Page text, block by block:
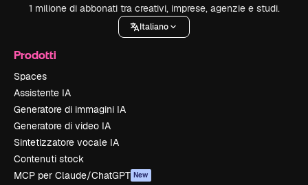
1 milione di abbonati tra creativi, imprese, agenzie e studi.
Italiano
Prodotti
Spaces
Assistente IA
Generatore di immagini IA
Generatore di video IA
Sintetizzatore vocale IA
Contenuti stock
MCP per Claude/ChatGPT New